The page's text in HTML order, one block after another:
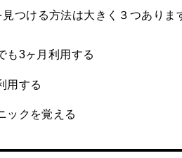
つける方法は大きく３つありま
も3ヶ月利用する
用する
ックを覚える